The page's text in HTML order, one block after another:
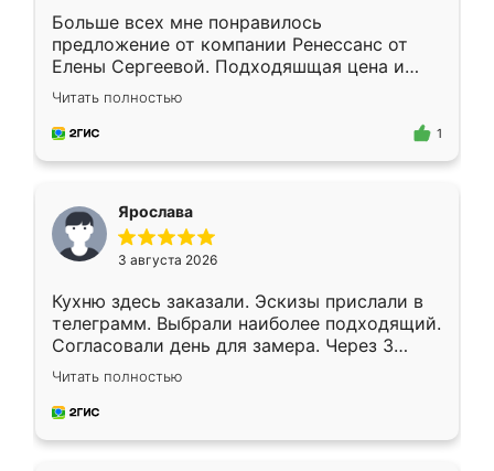
Больше всех мне понравилось
предложение от компании Ренессанс от
Елены Сергеевой. Подходяшщая цена и
короткие сроки изготовления. Приехавший
для замера сотрудник Владислав
предложил по моему эскизу самый
Читать полностью
1
Ярослава
3 августа 2026
Кухню здесь заказали. Эскизы прислали в
телеграмм. Выбрали наиболее подходящий.
Согласовали день для замера. Через 3
недели кухня была уже готова. Остались
довольны работой. Спасибо Ренессанс
мебель за качественную работу!
Читать полностью